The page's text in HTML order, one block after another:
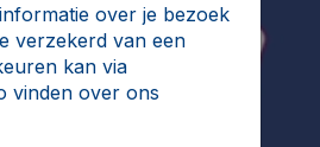
over je bezoek
verzekerd van een
kan via
vinden over ons